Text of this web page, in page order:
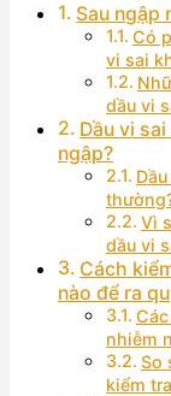
Sau ngập
Có
vi sai
dầu vi
Dầu vi
ngập?
Vì
dầu vi
Cách
nào để ra
nhiễm
So
kiểm